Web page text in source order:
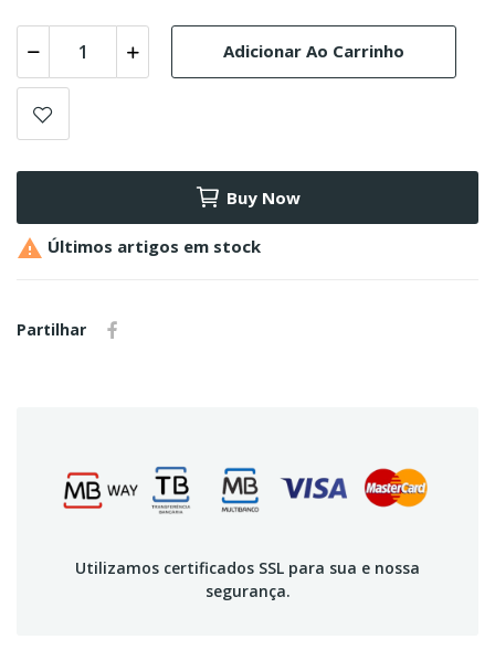
Adicionar Ao Carrinho
Buy Now
 Últimos artigos em stock
Partilhar
Utilizamos certificados SSL para sua e nossa
segurança.